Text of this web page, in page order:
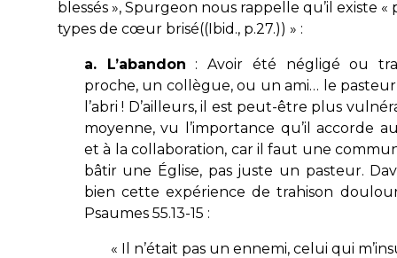
blessés », Spurgeon nous rappelle qu’il existe «
types de cœur brisé((Ibid ., p.27.)) » :
a. L’abandon : Avoir été négligé ou
proche, un collègue, ou un ami… le pasteur
l’abri ! D’ailleurs, il est peut-être plus
moyenne, vu l’importance qu’il accorde
et à la collaboration, car il faut une
bâtir une Église, pas juste un pasteur.
bien cette expérience de trahison
Psaumes 55.13-15 :
« Il n’était pas un ennemi, celui qui